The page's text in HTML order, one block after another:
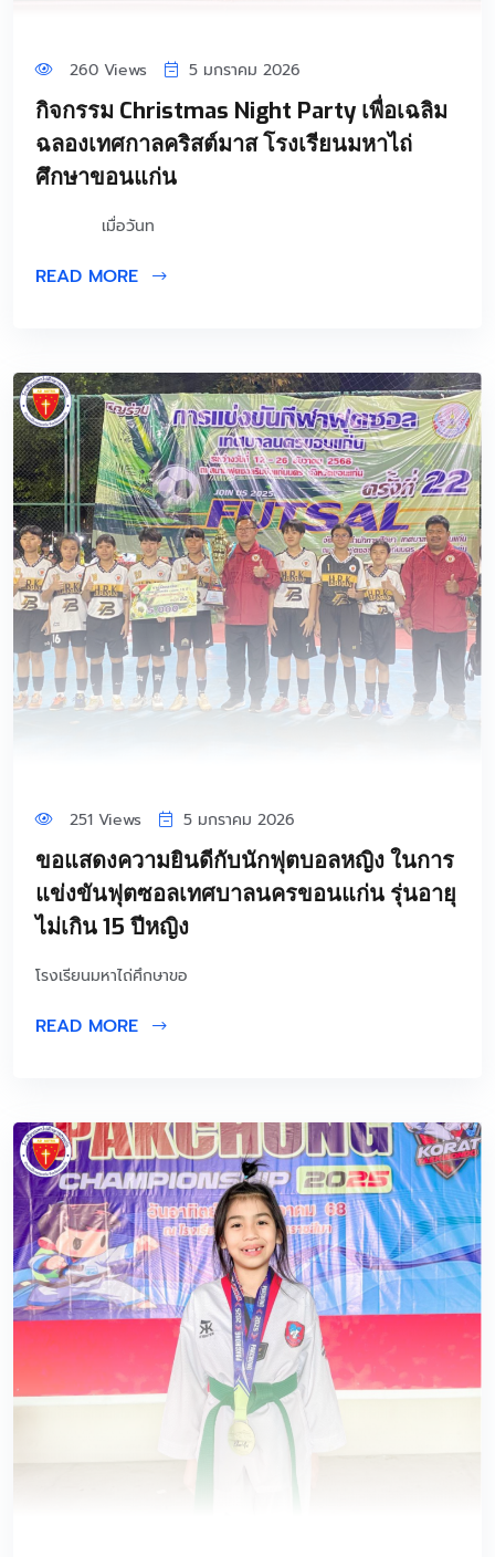
260 Views 5 มกราคม 2026
กิจกรรม Christmas Night Party เพื่อเฉลิม
ฉลองเทศกาลคริสต์มาส โรงเรียนมหาไถ่
ศึกษาขอนแก่น
เมื่อวันท
READ MORE
251 Views 5 มกราคม 2026
ขอแสดงความยินดีกับนักฟุตบอลหญิง ในการ
แข่งขันฟุตซอลเทศบาลนครขอนแก่น รุ่นอายุ
ไม่เกิน 15 ปีหญิง
โรงเรียนมหาไถ่ศึกษาขอ
READ MORE